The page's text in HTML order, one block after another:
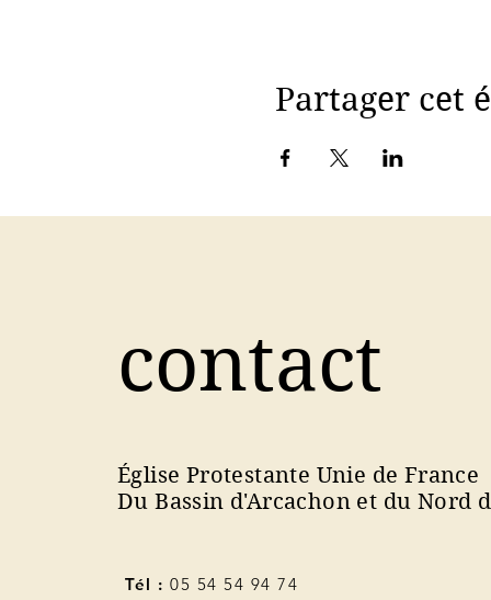
Partager cet
contact
Église Protestante Unie de France
Du Bassin d'Arcachon et du Nord
Tél : 05 54 54 94 74